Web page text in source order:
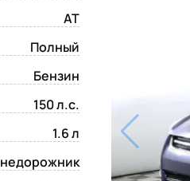
AT
Полный
Бензин
150 л.с.
1.6 л